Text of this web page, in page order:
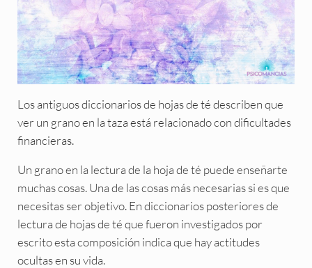
Los antiguos diccionarios de hojas de té describen que
ver un grano en la taza está relacionado con dificultades
financieras.
Un grano en la lectura de la hoja de té puede enseñarte
muchas cosas. Una de las cosas más necesarias si es que
necesitas ser objetivo. En diccionarios posteriores de
lectura de hojas de té que fueron investigados por
escrito esta composición indica que hay actitudes
ocultas en su vida.